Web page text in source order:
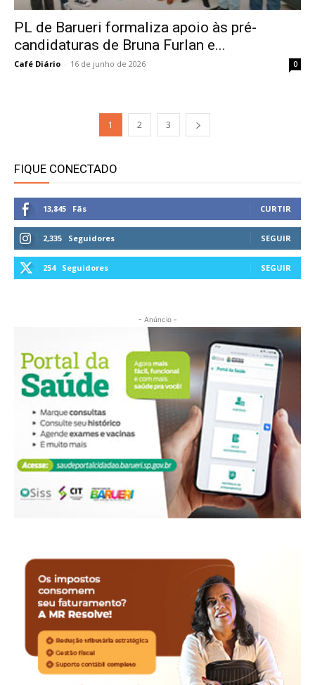
PL de Barueri formaliza apoio às pré-
candidaturas de Bruna Furlan e...
Café Diário - 16 de junho de 2026 0
1 2 3
FIQUE CONECTADO
13,845 Fãs CURTIR
2,335 Seguidores SEGUIR
254 Seguidores SEGUIR
- Anúncio -